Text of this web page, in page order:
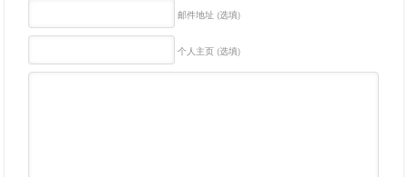
邮件地址 (选填)
个人主页 (选填)